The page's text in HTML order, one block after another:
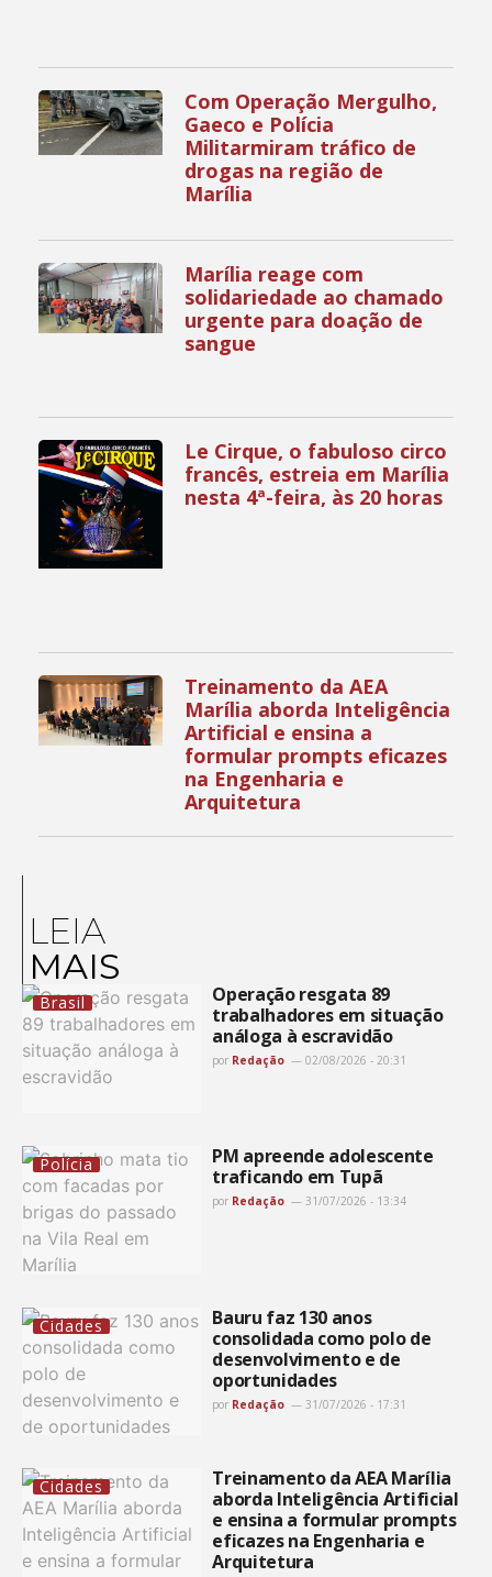
Com Operação Mergulho,
Gaeco e Polícia
Militarmiram tráfico de
drogas na região de
Marília
Marília reage com
solidariedade ao chamado
urgente para doação de
sangue
Le Cirque, o fabuloso circo
francês, estreia em Marília
nesta 4ª-feira, às 20 horas
Treinamento da AEA
Marília aborda Inteligência
Artificial e ensina a
formular prompts eficazes
na Engenharia e
Arquitetura
LEIA
MAIS
Brasil
Operação resgata 89
trabalhadores em situação
análoga à escravidão
por Redação 02/08/2026 - 20:31
Polícia
PM apreende adolescente
traficando em Tupã
por Redação 31/07/2026 - 13:34
Cidades
Bauru faz 130 anos
consolidada como polo de
desenvolvimento e de
oportunidades
por Redação 31/07/2026 - 17:31
Cidades
Treinamento da AEA Marília
aborda Inteligência Artificial
e ensina a formular prompts
eficazes na Engenharia e
Arquitetura